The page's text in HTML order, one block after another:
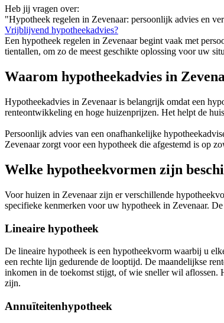
Heb jij vragen over:
"Hypotheek regelen in Zevenaar: persoonlijk advies en
Vrijblijvend hypotheekadvies?
Een hypotheek regelen in Zevenaar begint vaak met
tientallen, om zo de meest geschikte oplossing voor uw
Waarom hypotheekadvies in
Hypotheekadvies in Zevenaar is belangrijk omdat een
renteontwikkeling en hoge huizenprijzen. Het helpt de
Persoonlijk advies van een onafhankelijke
Zevenaar zorgt voor een hypotheek die afgestemd is op
Welke hypotheekvormen zijn
Voor huizen in Zevenaar zijn er verschillende
specifieke kenmerken voor uw hypotheek in Zevenaar.
Lineaire hypotheek
De lineaire hypotheek is een hypotheekvorm waarbij u
een rechte lijn gedurende de looptijd. De maandelijkse
inkomen in de toekomst stijgt, of wie sneller wil aflossen.
zijn.
Annuïteitenhypotheek